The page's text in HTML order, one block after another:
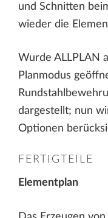
und Schnitten
wieder die
Wurde ALLPLAN
Planmodus
dargestellt; nun
Optionen
FERTIGTEILE
Elementplan